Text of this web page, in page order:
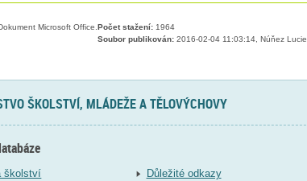
Microsoft Office. Počet stažení: 1964
Soubor publikován: 2016-02-04 11:03:14, Núňez Lucie
ŠKOLSTVÍ, MLÁDEŽE A TĚLOVÝCHOVY
školství
Důležité odkazy